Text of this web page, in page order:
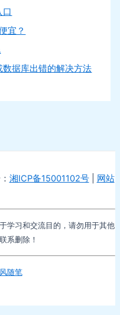
口
宜？
据库出错的解决方法
湘ICP备15001102号| 网站
学习和交流目的，请勿用于其他
系删除！
随笔